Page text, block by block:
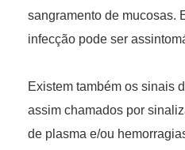
sangramento de mucosas.
infecção pode ser
Existem também os sinais
assim chamados por
de plasma e/ou